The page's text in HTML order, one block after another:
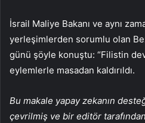
İsrail Maliye Bakanı ve aynı
yerleşimlerden sorumlu olan
günü şöyle konuştu: “Filistin
eylemlerle masadan kaldırıldı.
Bu makale yapay zekanın
çevrilmiş ve bir editör